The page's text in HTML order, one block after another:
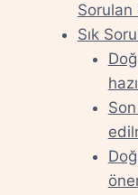
Sorulan
Sık